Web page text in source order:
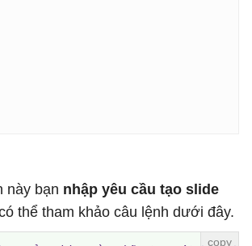
này bạn nhập yêu cầu tạo slide
thể tham khảo câu lệnh dưới đây.